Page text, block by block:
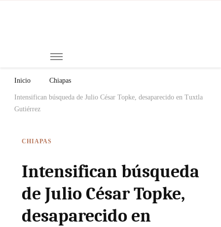
Inicio Chiapas
Intensifican búsqueda de Julio César Topke, desaparecido en Tuxtla
Gutiérrez
CHIAPAS
Intensifican búsqueda
de Julio César Topke,
desaparecido en